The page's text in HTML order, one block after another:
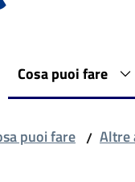
Cosa puoi fare
puoi fare / Altre